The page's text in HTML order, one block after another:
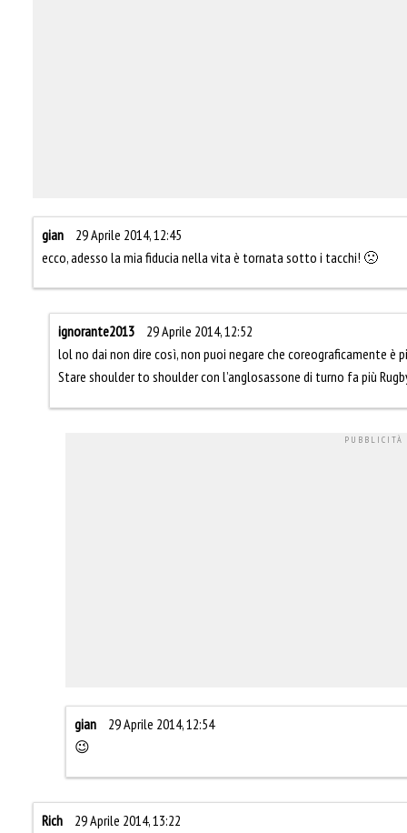
gian
29 Aprile 2014, 12:45
ecco, adesso la mia fiducia nella vita è tornata sotto i tacchi! 🙁
ignorante2013
29 Aprile 2014, 12:52
lol no dai non dire così, non puoi negare che coreograficamente è
Stare shoulder to shoulder con l’anglosassone di turno fa più
gian
29 Aprile 2014, 12:54
😉
Rich
29 Aprile 2014, 13:22